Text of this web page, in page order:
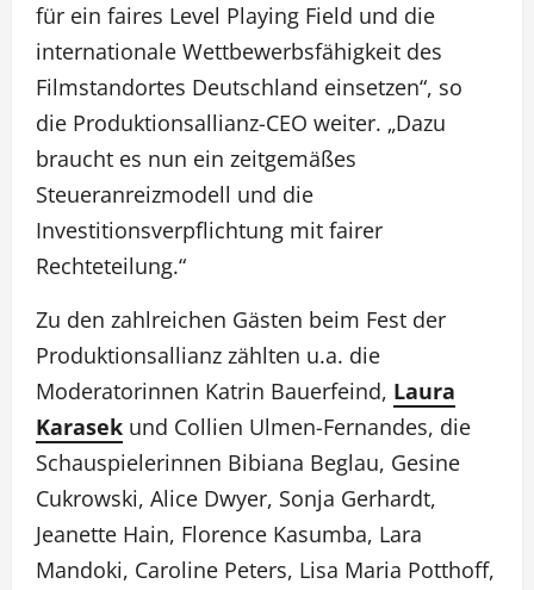
für ein faires Level Playing Field und die
internationale Wettbewerbsfähigkeit des
Filmstandortes Deutschland einsetzen“, so
die Produktionsallianz-CEO weiter. „Dazu
braucht es nun ein zeitgemäßes
Steueranreizmodell und die
Investitionsverpflichtung mit fairer
Rechteteilung.“
Zu den zahlreichen Gästen beim Fest der
Produktionsallianz zählten u.a. die
Moderatorinnen Katrin Bauerfeind, Laura
Karasek und Collien Ulmen-Fernandes, die
Schauspielerinnen Bibiana Beglau, Gesine
Cukrowski, Alice Dwyer, Sonja Gerhardt,
Jeanette Hain, Florence Kasumba, Lara
Mandoki, Caroline Peters, Lisa Maria Potthoff,